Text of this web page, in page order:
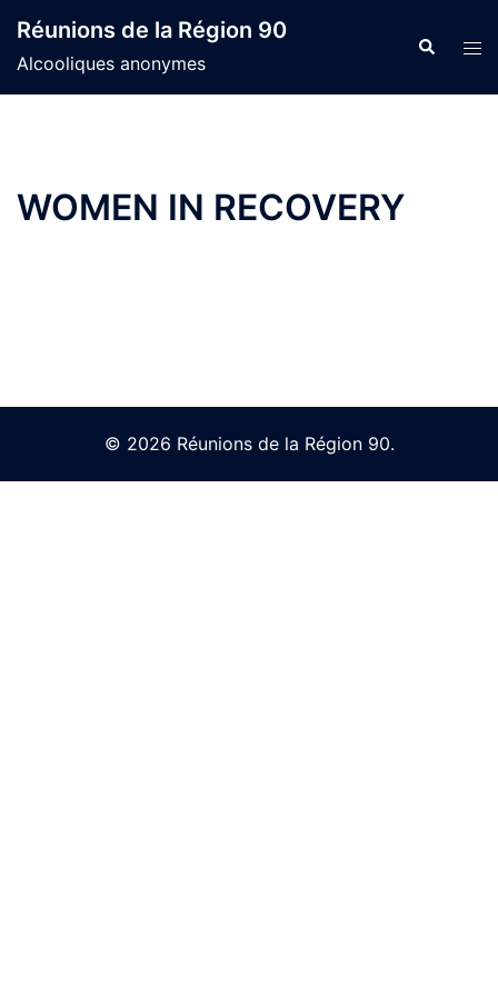
content
Réunions de la Région 90
Alcooliques anonymes
Search
WOMEN IN RECOVERY
© 2026 Réunions de la Région 90.